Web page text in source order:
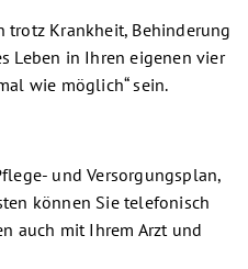
Krankheit, Behinderung
Leben in Ihren eigenen vier
wie möglich“ sein.
und Versorgungsplan,
können Sie telefonisch
auch mit Ihrem Arzt und